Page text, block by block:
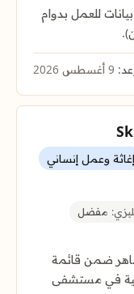
للعمل بدوام
إغاثة وعمل إنساني
مفضل
ضمن قائمة
في مستشفى